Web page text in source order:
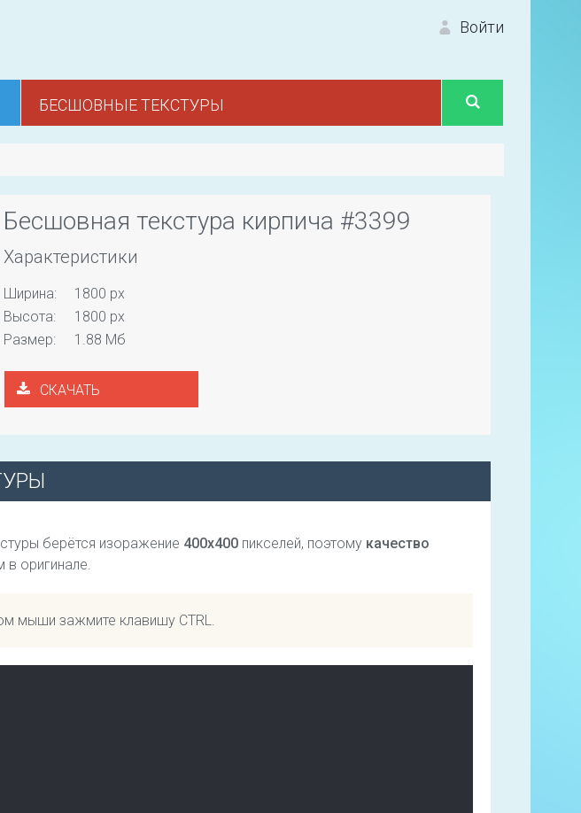
Войти
БЕСШОВНЫЕ ТЕКСТУРЫ
Бесшовная текстура кирпича #3399
Характеристики
Ширина:
1800 px
Высота:
1800 px
Размер:
1.88 Мб
СКАЧАТЬ
берётся изоражение 400х400 пикселей, поэтому качество
в оригинале.
мыши зажмите клавишу CTRL.